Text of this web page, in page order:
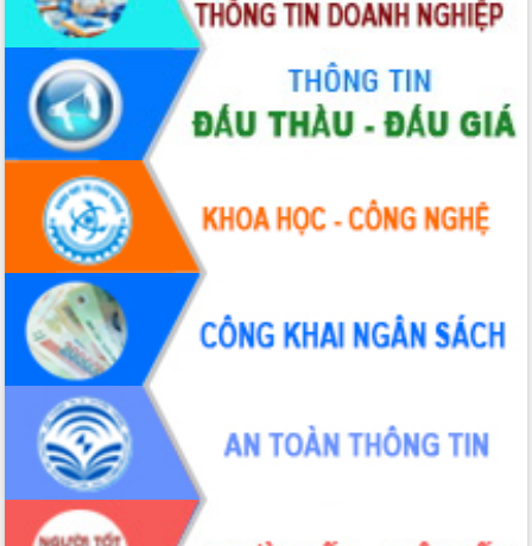
Lấy ý kiến điều chỉnh Quy hoạch tỉnh
Đắk Lắk thời kỳ 2021-2030, tầm nhìn
đến năm 2050
Phát động chiến dịch 30 ngày đêm
giải phóng mặt bằng Tuyến đường bộ
ven biển
Đắk Lắk nỗ lực thúc đẩy tăng trưởng
kinh tế từ 10% trở lên trong Quý
II/2026
Đắk Lắk ký kết thỏa thuận hợp tác về
chuyển đổi số giai đoạn 2026 – 2030
với Tập đoàn Bưu chính Viễn thông
Việt Nam
Thứ trưởng Bộ Y tế làm việc với tỉnh
Đắk Lắk về phát triển nhân lực y tế
cho trạm y tế cấp xã
Du lịch Đắk Lắk nâng tầm trải nghiệm
du khách thông qua Hệ thống cơ sở dữ
liệu và Bản đồ số
Tập huấn ứng dụng trí tuệ nhân tạo (AI)
trong thương mại điện tử năm 2026